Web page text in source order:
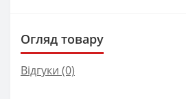
Огляд товару
Відгуки (0)